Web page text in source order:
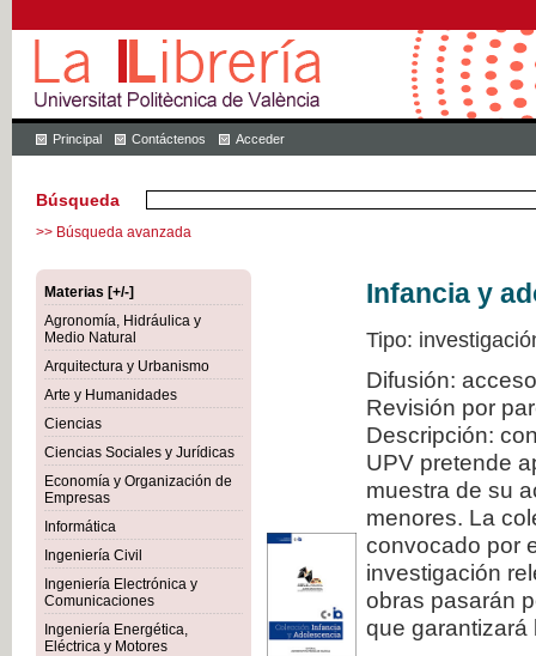
Principal Contáctenos Acceder
Búsqueda
>> Búsqueda avanzada
Materias [+/-]
Agronomía, Hidráulica y
Medio Natural
Arquitectura y Urbanismo
Arte y Humanidades
Ciencias
Ciencias Sociales y Jurídicas
Economía y Organización de
Empresas
Informática
Ingeniería Civil
Ingeniería Electrónica y
Comunicaciones
Ingeniería Energética,
Eléctrica y Motores
Infancia y
Tipo:
Difusión:
Revisión por
Descripción:
UPV pretende
muestra de su
menores. La
convocado por
investigación
obras pasarán
que garantizará